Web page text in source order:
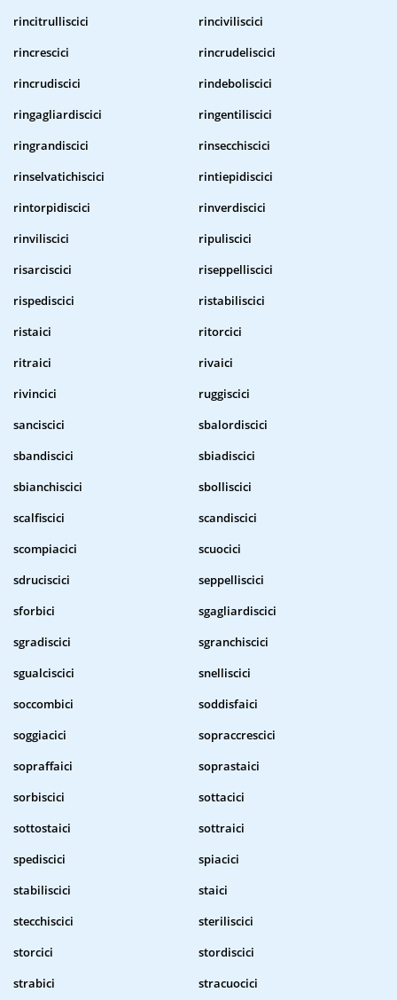
rincitrulliscici
rinciviliscici
rincrescici
rincrudeliscici
rincrudiscici
rindeboliscici
ringagliardiscici
ringentiliscici
ringrandiscici
rinsecchiscici
rinselvatichiscici
rintiepidiscici
rintorpidiscici
rinverdiscici
rinviliscici
ripuliscici
risarciscici
riseppelliscici
rispediscici
ristabiliscici
ristaici
ritorcici
ritraici
rivaici
rivincici
ruggiscici
sanciscici
sbalordiscici
sbandiscici
sbiadiscici
sbianchiscici
sbolliscici
scalfiscici
scandiscici
scompiacici
scuocici
sdruciscici
seppelliscici
sforbici
sgagliardiscici
sgradiscici
sgranchiscici
sgualciscici
snelliscici
soccombici
soddisfaici
soggiacici
sopraccrescici
sopraffaici
soprastaici
sorbiscici
sottacici
sottostaici
sottraici
spediscici
spiacici
stabiliscici
staici
stecchiscici
steriliscici
storcici
stordiscici
strabici
stracuocici